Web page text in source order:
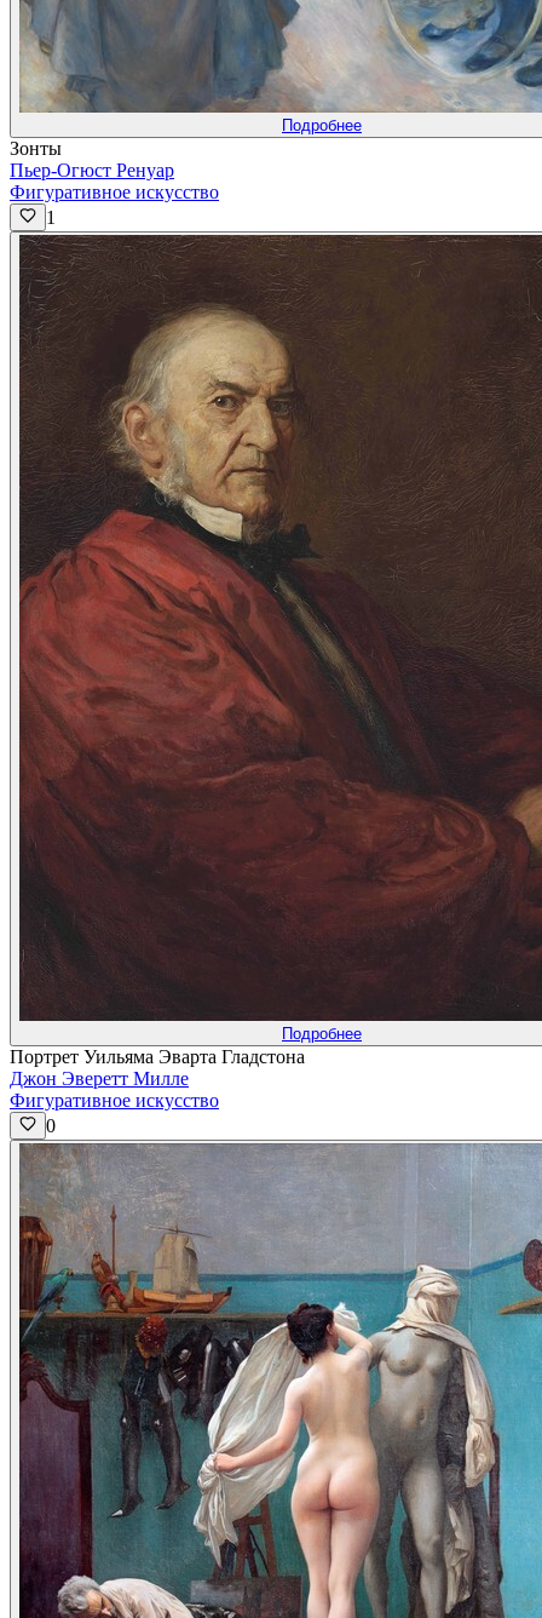
Подробнее
Зонты
Пьер-Огюст Ренуар
Фигуративное искусство
1
Подробнее
Портрет Уильяма Эварта Гладстона
Джон Эверетт Милле
Фигуративное искусство
0